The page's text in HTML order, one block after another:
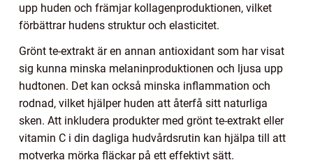
upp huden och främjar kollagenproduktionen, vilket
förbättrar hudens struktur och elasticitet.
Grönt te-extrakt är en annan antioxidant som har visat
sig kunna minska melaninproduktionen och ljusa upp
hudtonen. Det kan också minska inflammation och
rodnad, vilket hjälper huden att återfå sitt naturliga
sken. Att inkludera produkter med grönt te-extrakt eller
vitamin C i din dagliga hudvårdsrutin kan hjälpa till att
motverka mörka fläckar på ett effektivt sätt.